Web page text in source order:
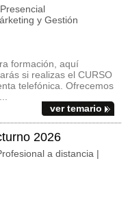
y Gestión
formación, aquí
si realizas el CURSO
telefónica. Ofrecemos
ver temario
2026
a distancia |